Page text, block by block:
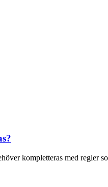
kompletteras med regler